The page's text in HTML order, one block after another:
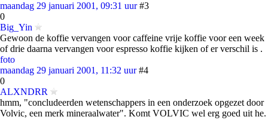
maandag 29 januari 2001, 09:31 uur #3
0
Big_Yin
Gewoon de koffie vervangen voor caffeine vrije koffie voor een week
of drie daarna vervangen voor espresso koffie kijken of er verschil is .
foto
maandag 29 januari 2001, 11:32 uur #4
0
ALXNDRR
hmm, "concludeerden wetenschappers in een onderzoek opgezet door
Volvic, een merk mineraalwater". Komt VOLVIC wel erg goed uit he.